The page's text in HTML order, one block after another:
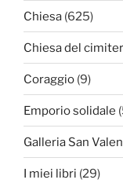
Chiesa (625)
Chiesa del
Coraggio (9)
Emporio solidale
Galleria San
I miei libri (29)